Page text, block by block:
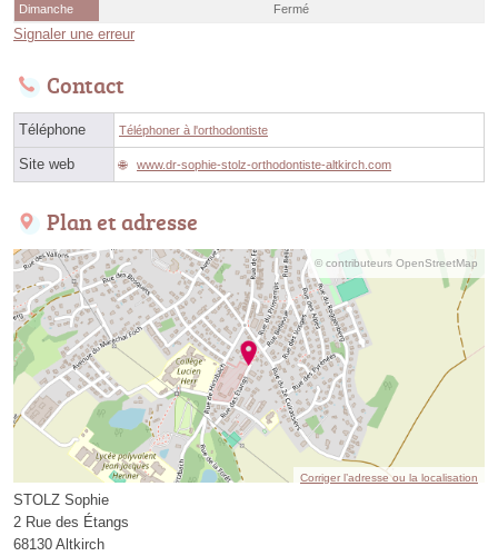
Dimanche
Fermé
Signaler une erreur
Contact
Téléphone Téléphoner à l'orthodontiste
Site web www.dr-sophie-stolz-orthodontiste-altkirch.com
Plan et adresse
© contributeurs OpenStreetMap
Corriger l’adresse ou la localisation
STOLZ Sophie
2 Rue des Étangs
68130 Altkirch